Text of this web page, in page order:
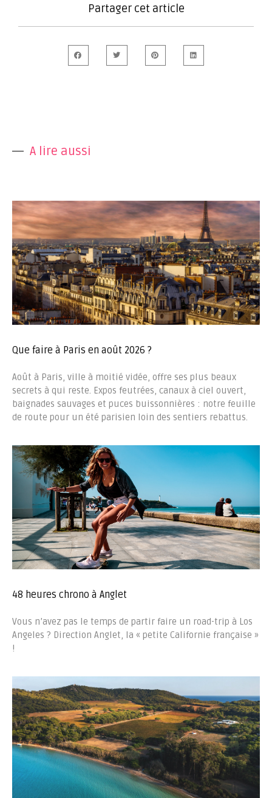
Partager cet article
A lire aussi
Que faire à Paris en août 2026 ?
Août à Paris, ville à moitié vidée, offre ses plus beaux
secrets à qui reste. Expos feutrées, canaux à ciel ouvert,
baignades sauvages et puces buissonnières : notre feuille
de route pour un été parisien loin des sentiers rebattus.
48 heures chrono à Anglet
Vous n’avez pas le temps de partir faire un road-trip à Los
Angeles ? Direction Anglet, la « petite Californie française »
!